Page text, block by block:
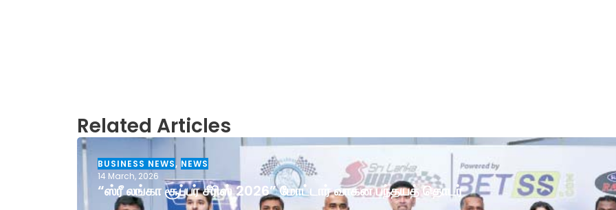
Related Articles
BUSINESS NEWS, NEWS
14 March, 2026
“ஸ்ரீ லங்கா சூப்பர் சீரிஸ் 2026” மோட்டார் வாகன பந்தயத் தொடர்